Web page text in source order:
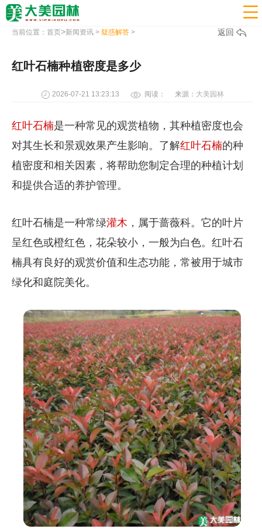

当前位置： 首页>新闻资讯> 疑惑解答> 返回
红叶石楠种植密度是多少
2026-07-21 13:23:13 阅读： 来源： 大美园林
红叶石楠是一种常见的观赏植物，其种植密度也会
对其生长和景观效果产生影响。了解红叶石楠的种
植密度和相关因素，将帮助您制定合理的种植计划
和提供合适的养护管理。
红叶石楠是一种常绿灌木 ，属于蔷薇科。它的叶片
呈红色或橙红色，花朵较小，一般为白色。红叶石
楠具有良好的观赏价值和生态功能，常被用于城市
绿化和庭院美化。